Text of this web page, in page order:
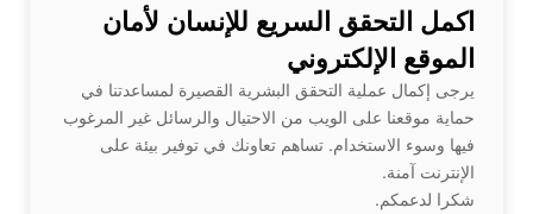
اكمل التحقق السريع للإنسان لأمان
الموقع الإلكتروني
يرجى إكمال عملية التحقق البشرية القصيرة لمساعدتنا في
حماية موقعنا على الويب من الاحتيال والرسائل غير المرغوب
فيها وسوء الاستخدام. تساهم تعاونك في توفير بيئة على
الإنترنت آمنة.
شكرا لدعمكم.